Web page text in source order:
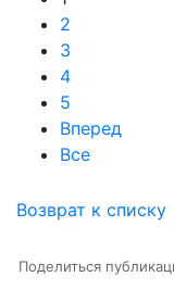
2
3
4
5
Вперед
Все
Возврат к списку
Поделиться